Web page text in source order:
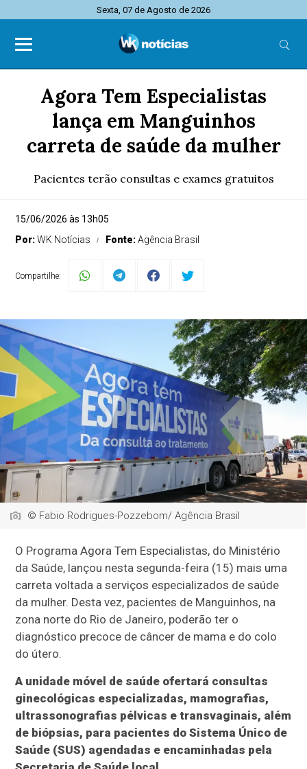
Sexta, 07 de Agosto de 2026
Agora Tem Especialistas
lança em Manguinhos
carreta de saúde da mulher
Pacientes terão consultas e exames gratuitos
15/06/2026 às 13h05
Por:WK Notícias Fonte:Agência Brasil
Compartilhe:
© Fabio Rodrigues-Pozzebom/ Agência Brasil
O Programa Agora Tem Especialistas, do Ministério
da Saúde, lançou nesta segunda-feira (15) mais uma
carreta voltada a serviços especializados de saúde
da mulher. Desta vez, pacientes de Manguinhos, na
zona norte do Rio de Janeiro, poderão ter o
diagnóstico precoce de câncer de mama e do colo
do útero.
A unidade móvel de saúde ofertará consultas
ginecológicas especializadas, mamografias,
ultrassonografias pélvicas e transvaginais, além
de biópsias, para pacientes do Sistema Único de
Saúde (SUS) agendadas e encaminhadas pela